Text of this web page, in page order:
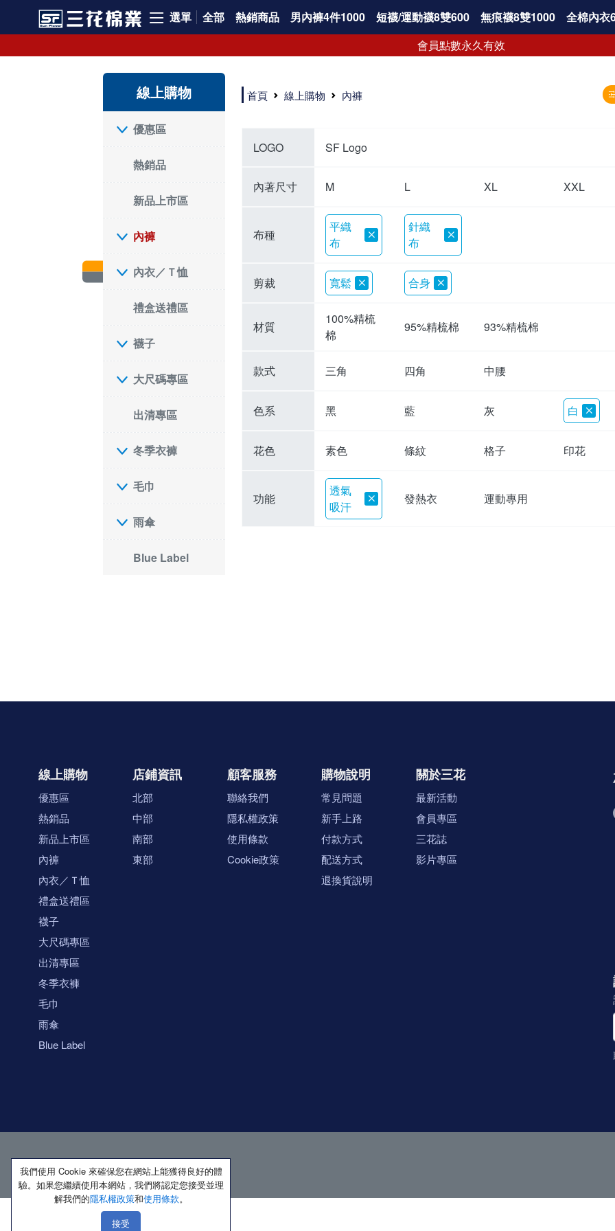
選單 全部 熱銷商品 男內褲4件1000 短襪/運動襪8雙600 無痕襪8雙1000 全棉內衣
會員點數永久有效
線上購物
優惠區
熱銷品
新品上市區
內褲
內衣／Ｔ恤
禮盒送禮區
襪子
大尺碼專區
出清專區
冬季衣褲
毛巾
雨傘
Blue Label
選擇內褲、平口褲、純棉內褲首重品質。舒適、透氣的內褲、平口褲、純棉內褲能影響健康，須謹慎挑選。三花內褲透氣不悶，值得信賴！
三花內褲、平口褲、純棉內褲50年來持續升級，符合人體工學設計，柔軟無勒痕的鬆緊帶。三花內褲是肌膚好友，口碑熱銷！
選擇內褲首重品質。三花內褲50年來不斷升級，證明其卓越品質。符合人體工學剪裁，柔軟無痕鬆緊帶，是必買首選。兼具品質與外型，與肌膚零感接觸，穿著舒適，看來有質感。三花內褲設計獨特，質料優良，專業剪裁，呵護肌膚。新鮮高品質棉材製成，多款選擇，耐洗耐穿，三花內褲絕對首選。
"內褲購買及使用經驗網友來信分享 近年來，我經常在大型連鎖賣場如佳瑪、美華泰等地看到三花內褲的展示。最近一兩年，甚至百貨公司及街頭店鋪都開始大量出現三花專櫃或專賣店。我猜測，這應該是三花在營運策略上的調整，才使得這些改變成為現實。 本來，三花內褲一直是消費者選購內褲時的熱門選項之一。內褲櫃點的增多使我更加注意到這個品牌，因此我在選購內褲時，特意多研究了一下三花內褲的設計。 先從內褲外層包裝談起，有些內褲有PP袋包裝，有些則沒有。雖然這是一件小事，但我發現朋友們中有人會介意內褲包裝沒有PP袋。他們認為沒有PP袋會使包裝不夠精美。對我來說，有PP袋確實能提升包裝的精緻度，但內褲不裝PP袋其實也算是環保。所以，這就看每個人對內褲包裝的需求和感受了。 每次購買內褲時，我都會特別帶一件五片式剪裁的內褲。三花的平口內褲被稱為全國第一件五片式剪裁內褲，這話應該不是隨便說說的，畢竟三花是一個擁有超過50年歷史的老品牌，專注於研發和改良內褲。當初，我覺得這種設計有些花俏，只是圖個新鮮買來試試，結果發現內褲多一片真的有其優勢，尤其是減少了內褲卡屁的次數。雖然這個狀況不可能完全消失，但大大增加了穿著的舒適度。 三花內褲的價格也在我能接受的範圍內，因此它逐漸成為我的心頭好。此外，內褲選購時的另一個重要因素是鬆緊帶。看內褲是否舊了，第一眼通常看鬆緊帶。故意或不小心露出內褲褲頭的時候，印象分數也是由鬆緊帶決定的。 很多內褲品牌強調鬆緊帶的造型及花樣，這類內褲非常適合一些特殊場合，如單身聯誼或約會時穿著，能夠加分不少。日常使用的內褲則建議選擇鬆緊帶不易鬆垮的，花樣其次。三花特別強調內褲鬆緊帶的耐洗度，而其他品牌鮮少提及這一點。 分場合選擇內褲是我的習慣。特殊場合內褲要講究一點，但平日則需要選擇鬆緊帶有保障的內褲。畢竟，內褲是每天陪伴我們超過12個小時的衣物，找到適合自己且耐洗耐穿高CP值的內褲才是最明智的選擇。 內褲畢竟是消耗品，定期更換非常重要。如果內褲沾染到髒污或處於潮濕的環境，就不應該撐太久。這是因為內褲長期接觸身體的重要部位，所以選擇和保養都要謹慎。 以上是我個人的內褲使用分享，並非業配，不代表任何人的立場。內褲還是要以自身體驗最為準確。希望大家都能找到適合自己的內褲，並多多支持台灣品牌。"
首頁 線上購物 內褲
LOGO SF Logo
內著尺寸 M L XL XXL
布種
平織
布
針織
布
剪裁 寬鬆 合身
材質
100%精梳
棉
95%精梳棉 93%精梳棉
款式 三角 四角 中腰
色系 黑 藍 灰 白
花色 素色 條紋 格子 印花
功能
透氣
吸汗
發熱衣 運動專用
線上購物
優惠區
熱銷品
新品上市區
內褲
內衣／Ｔ恤
禮盒送禮區
襪子
大尺碼專區
出清專區
冬季衣褲
毛巾
雨傘
Blue Label
店鋪資訊
北部
中部
南部
東部
顧客服務
聯絡我們
隱私權政策
使用條款
Cookie政策
購物說明
常見問題
新手上路
付款方式
配送方式
退換貨說明
關於三花
最新活動
會員專區
三花誌
影片專區
著作權所有 保留一切權利
我們使用 Cookie 來確保您在網站上能獲得良好的體
驗。如果您繼續使用本網站，我們將認定您接受並理
解我們的隱私權政策和使用條款。
接受